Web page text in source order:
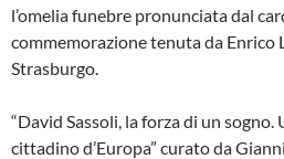
l’omelia funebre pronunciata dal
commemorazione tenuta da Enrico
Strasburgo.
“David Sassoli, la forza di un
cittadino d’Europa” curato da